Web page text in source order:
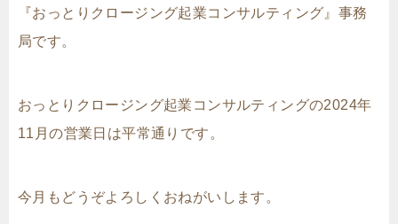
『おっとりクロージング起業コンサルティング』事務
局です。
おっとりクロージング起業コンサルティングの2024年
11月の営業日は平常通りです。
今月もどうぞよろしくおねがいします。